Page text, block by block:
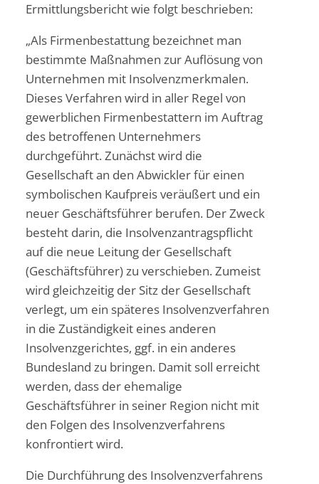
Ermittlungsbericht wie folgt beschrieben:
„Als Firmenbestattung bezeichnet man
bestimmte Maßnahmen zur Auflösung von
Unternehmen mit Insolvenzmerkmalen.
Dieses Verfahren wird in aller Regel von
gewerblichen Firmenbestattern im Auftrag
des betroffenen Unternehmers
durchgeführt. Zunächst wird die
Gesellschaft an den Abwickler für einen
symbolischen Kaufpreis veräußert und ein
neuer Geschäftsführer berufen. Der Zweck
besteht darin, die Insolvenzantragspflicht
auf die neue Leitung der Gesellschaft
(Geschäftsführer) zu verschieben. Zumeist
wird gleichzeitig der Sitz der Gesellschaft
verlegt, um ein späteres Insolvenzverfahren
in die Zuständigkeit eines anderen
Insolvenzgerichtes, ggf. in ein anderes
Bundesland zu bringen. Damit soll erreicht
werden, dass der ehemalige
Geschäftsführer in seiner Region nicht mit
den Folgen des Insolvenzverfahrens
konfrontiert wird.
Die Durchführung des Insolvenzverfahrens